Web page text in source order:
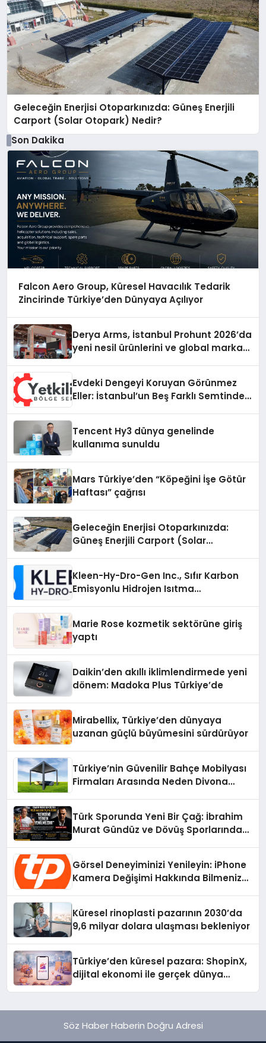
Geleceğin Enerjisi Otoparkınızda: Güneş Enerjili
Carport (Solar Otopark) Nedir?
Son Dakika
Falcon Aero Group, Küresel Havacılık Tedarik
Zincirinde Türkiye’den Dünyaya Açılıyor
Derya Arms, İstanbul Prohunt 2026’da
yeni nesil ürünlerini ve global marka
Evdeki Dengeyi Koruyan Görünmez
Eller: İstanbul’un Beş Farklı Semtinde
Tencent Hy3 dünya genelinde
kullanıma sunuldu
Mars Türkiye’den “Köpeğini İşe Götür
Haftası” çağrısı
Geleceğin Enerjisi Otoparkınızda:
Güneş Enerjili Carport (Solar
Kleen-Hy-Dro-Gen Inc., Sıfır Karbon
Emisyonlu Hidrojen Isıtma
Marie Rose kozmetik sektörüne giriş
yaptı
Daikin’den akıllı iklimlendirmede yeni
dönem: Madoka Plus Türkiye’de
Mirabellix, Türkiye’den dünyaya
uzanan güçlü büyümesini sürdürüyor
Türkiye’nin Güvenilir Bahçe Mobilyası
Firmaları Arasında Neden Divona
Türk Sporunda Yeni Bir Çağ: İbrahim
Murat Gündüz ve Dövüş Sporlarında
Görsel Deneyiminizi Yenileyin: iPhone
Kamera Değişimi Hakkında Bilmeniz
Küresel rinoplasti pazarının 2030’da
9,6 milyar dolara ulaşması bekleniyor
Türkiye’den küresel pazara: ShopinX,
dijital ekonomi ile gerçek dünya
Söz Haber Haberin Doğru Adresi